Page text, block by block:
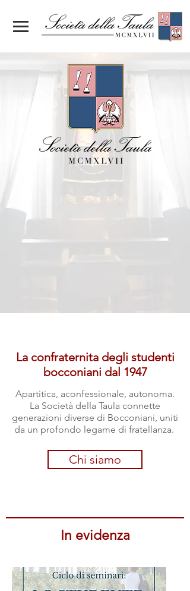
La confraternita degli studenti
bocconiani dal 1947
Apartitica, aconfessionale, autonoma.
La Società della Taula connette
generazioni diverse di Bocconiani, uniti
da un profondo legame di fratellanza.
Chi siamo
In evidenza